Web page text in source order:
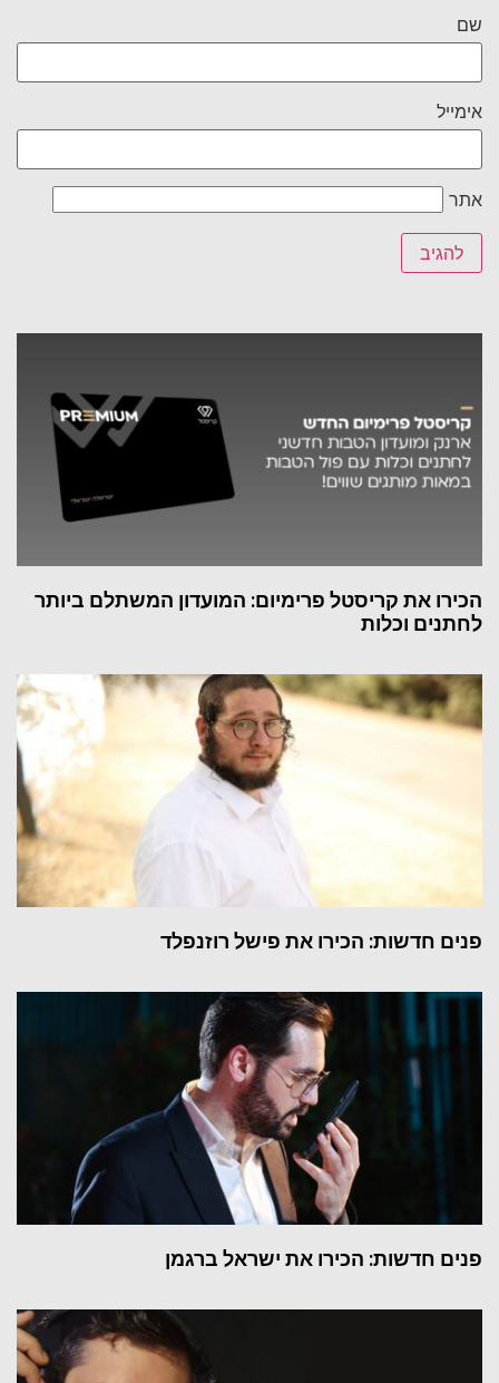
שם
אימייל
אתר
הכירו את קריסטל פרימיום: המועדון המשתלם ביותר
לחתנים וכלות
פנים חדשות: הכירו את פישל רוזנפלד
פנים חדשות: הכירו את ישראל ברגמן